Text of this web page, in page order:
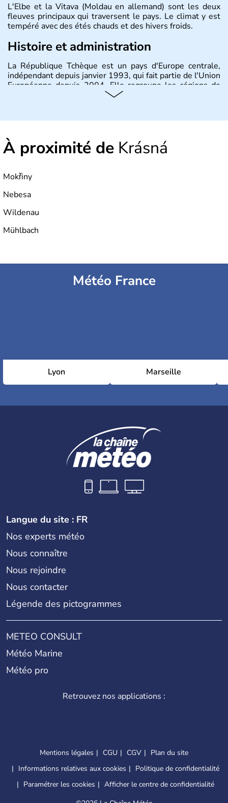
L'Elbe et la Vitava (Moldau en allemand) sont les deux
fleuves principaux qui traversent le pays. Le climat y est
tempéré avec des étés chauds et des hivers froids.
Histoire et administration
La République Tchèque est un pays d'Europe centrale,
indépendant depuis janvier 1993, qui fait partie de l'Union
Européenne depuis 2004. Elle regroupe les régions de
Bohème, Moravie et Silésie. Sa capitale est Prague.
À proximité de Krásná
Mokřiny
Nebesa
Wildenau
Mühlbach
Météo France
Lyon Marseille
Langue du site : FR
Nos experts météo
Nous connaître
Nous rejoindre
Nous contacter
Légende des pictogrammes
METEO CONSULT
Météo Marine
Météo pro
Retrouvez nos applications :
Mentions légales CGU CGV
Plan du site
Informations relatives aux cookies
Politique de confidentialité
Paramétrer les cookies
Afficher le centre de confidentialité